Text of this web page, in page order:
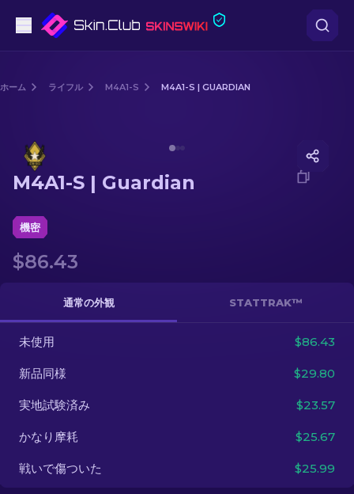
スナイパーライフル
グローブ
ケース
その他
ホーム ライフル M4A1-S M4A1-S | GUARDIAN
M4A1-S | Guardian
機密
$86.43
通常の外観 STATTRAK™
未使用 $86.43
新品同様 $29.80
実地試験済み $23.57
かなり摩耗 $25.67
戦いで傷ついた $25.99